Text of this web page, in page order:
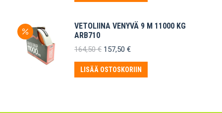
VETOLIINA VENYVÄ 9 M 11000 KG
ARB710
164,50€ Alkuperäinen
oli:
164,50 €.
157,50 €Nykyinen
on:
157,50 €.
LISÄÄ OSTOSKORIIN